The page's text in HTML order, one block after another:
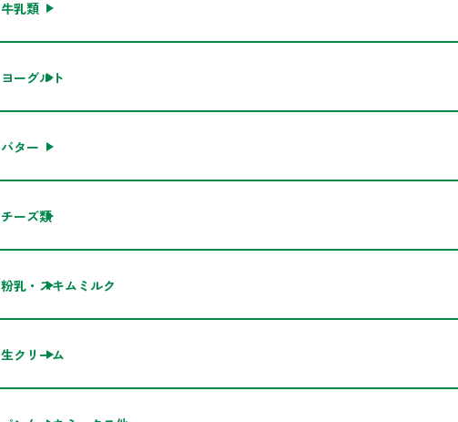
牛乳類
ヨーグルト
バター
チーズ類
粉乳・スキムミルク
生クリーム